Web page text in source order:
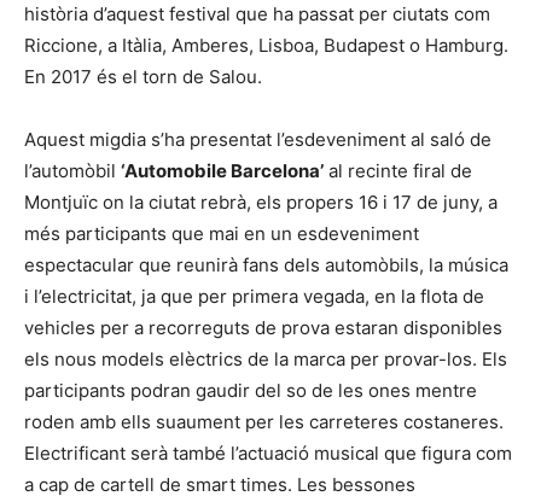
història d’aquest festival que ha passat per ciutats com
Riccione, a Itàlia, Amberes, Lisboa, Budapest o Hamburg.
En 2017 és el torn de Salou.
Aquest migdia s’ha presentat l’esdeveniment al saló de
l’automòbil ‘Automobile Barcelona’ al recinte firal de
Montjuïc on la ciutat rebrà, els propers 16 i 17 de juny, a
més participants que mai en un esdeveniment
espectacular que reunirà fans dels automòbils, la música
i l’electricitat, ja que per primera vegada, en la flota de
vehicles per a recorreguts de prova estaran disponibles
els nous models elèctrics de la marca per provar-los. Els
participants podran gaudir del so de les ones mentre
roden amb ells suaument per les carreteres costaneres.
Electrificant serà també l’actuació musical que figura com
a cap de cartell de smart times. Les bessones